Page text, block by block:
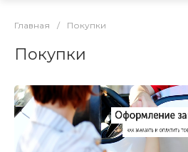
Главная / Покупки
Покупки